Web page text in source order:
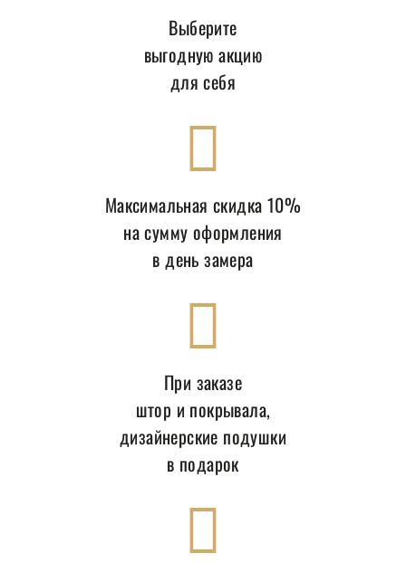
Выберите
выгодную акцию
для себя
Максимальная скидка 10%
на сумму оформления
в день замера
При заказе
штор и покрывала,
дизайнерские подушки
в подарок